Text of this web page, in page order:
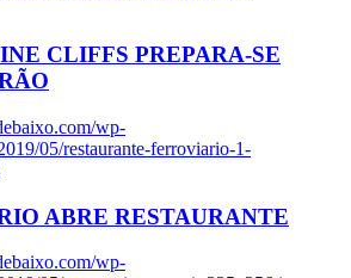
CLIFFS PREPARA-SE
wp-
05/restaurante-ferroviario-1-
ABRE RESTAURANTE
wp-